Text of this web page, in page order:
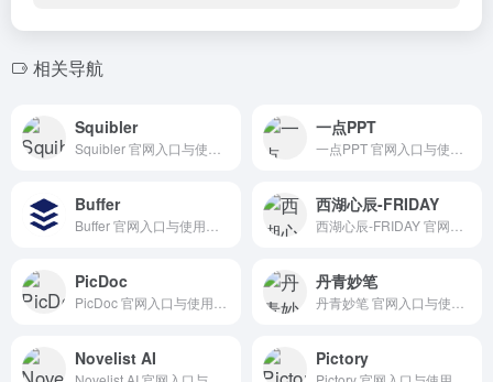
相关导航
Squibler 一点PPT
Buffer 西湖心辰-FRIDAY
PicDoc 丹青妙笔
Novelist AI Pictory